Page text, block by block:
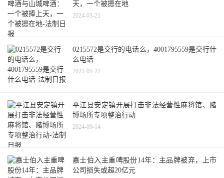
天，一个被摁在地
2024-03-21
0215572是交行的电话么，4001795559是交行什
么电话
2023-05-22
平江县安定镇开展打击非法经营性麻将馆、赌
博场所专项整治行动
2024-09-14
嘉士伯入主重啤股份14年：主品牌被弃，上市
公司损失或超20亿元